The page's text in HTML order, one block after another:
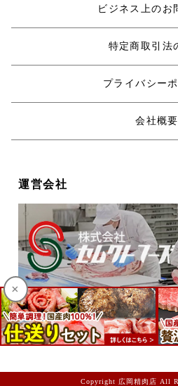
×
ビジネス上のお
特定商取引法
プライバシー
会社概要
運営会社
Copyright 広岡精肉店 All